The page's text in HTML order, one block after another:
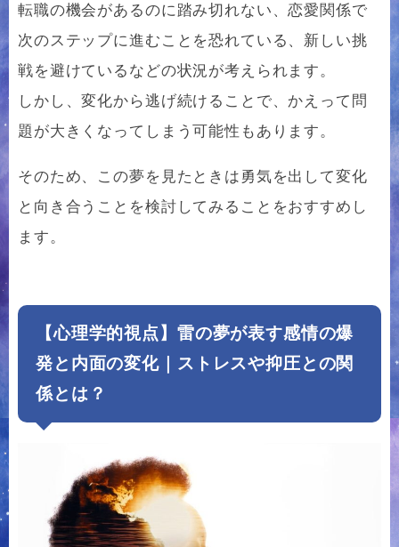
転職の機会があるのに踏み切れない、恋愛関係で
次のステップに進むことを恐れている、新しい挑
戦を避けているなどの状況が考えられます。
しかし、変化から逃げ続けることで、かえって問
題が大きくなってしまう可能性もあります。
そのため、この夢を見たときは勇気を出して変化
と向き合うことを検討してみることをおすすめし
ます。
【心理学的視点】雷の夢が表す感情の爆
発と内面の変化｜ストレスや抑圧との関
係とは？